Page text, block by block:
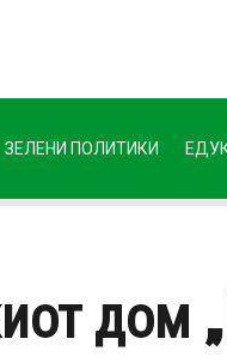
ЗЕЛЕНИ ПОЛИТИКИ
дом